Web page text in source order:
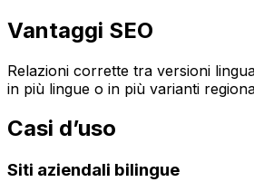
Vantaggi SEO
Relazioni corrette tra versioni
in più lingue o in più varianti
Casi d’uso
Siti aziendali bilingue